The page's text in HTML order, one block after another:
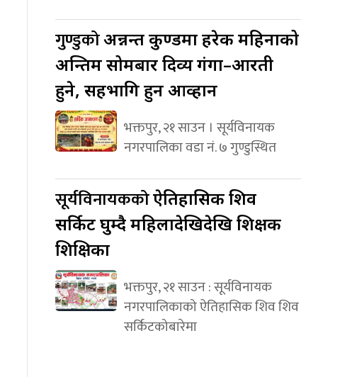
गुण्डुकोअन्नन्त कुण्डमा हरेक महिनाको
अन्तिम सोमबार दिव्य गंगा–आरती
हुने, सहभागि हुन आव्हान
भक्तपुर, २१ साउन । सूर्यविनायक
नगरपालिका वडा नं. ७ गुण्डुस्थित
सूर्यविनायककोऐतिहासिक शिव
सर्किट घुम्दै महिलादेखिदेखि शिक्षक
शिक्षिका
भक्तपुर, २१ साउन : सूर्यविनायक
नगरपालिकाको ऐतिहासिक शिव शिव
सर्किटकोबारेमा